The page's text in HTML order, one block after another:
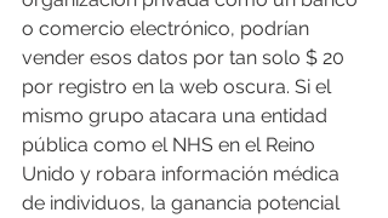
o comercio electrónico, podrían
vender esos datos por tan solo $ 20
por registro en la web oscura. Si el
mismo grupo atacara una entidad
pública como el NHS en el Reino
Unido y robara información médica
de individuos, la ganancia potencial